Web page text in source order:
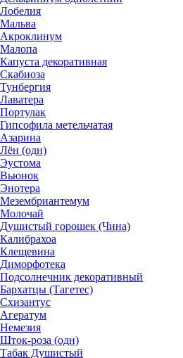
Лобелия
Мальва
Акроклинум
Малопа
Капуста декоративная
Скабиоза
Тунбергия
Лаватера
Портулак
Гипсофила метельчатая
Азарина
Лён (одн)
Эустома
Вьюнок
Энотера
Мезембриантемум
Молочай
Душистый горошек (Чина)
Калибрахоа
Клещевина
Диморфотека
Подсолнечник декоративный
Бархатцы (Тагетес)
Схизантус
Агератум
Немезия
Шток-роза (одн)
Табак Душистый